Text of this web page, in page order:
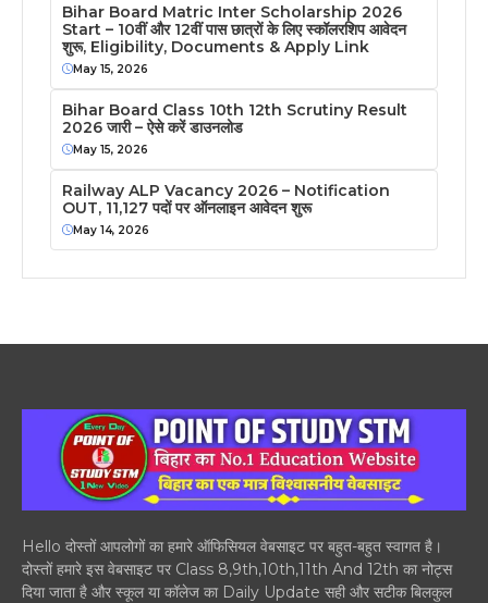
Bihar Board Matric Inter Scholarship 2026
Start – 10वीं और 12वीं पास छात्रों के लिए स्कॉलरशिप आवेदन
शुरू, Eligibility, Documents & Apply Link
May 15, 2026
Bihar Board Class 10th 12th Scrutiny Result
2026 जारी – ऐसे करें डाउनलोड
May 15, 2026
Railway ALP Vacancy 2026 – Notification
OUT, 11,127 पदों पर ऑनलाइन आवेदन शुरू
May 14, 2026
Hello दोस्तों आपलोगों का हमारे ऑफिसियल वेबसाइट पर बहुत-बहुत स्वागत है।
दोस्तों हमारे इस वेबसाइट पर Class 8,9th,10th,11th And 12th का नोट्स
दिया जाता है और स्कूल या कॉलेज का Daily Update सही और सटीक बिलकुल